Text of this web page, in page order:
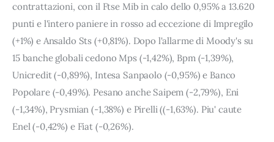
contrattazioni, con il Ftse Mib in calo dello 0,95% a 13.620
punti e l'intero paniere in rosso ad eccezione di Impregilo
(+1%) e Ansaldo Sts (+0,81%). Dopo l'allarme di Moody's su
15 banche globali cedono Mps (-1,42%), Bpm (-1,39%),
Unicredit (-0,89%), Intesa Sanpaolo (-0,95%) e Banco
Popolare (-0,49%). Pesano anche Saipem (-2,79%), Eni
(-1,34%), Prysmian (-1,38%) e Pirelli ((-1,63%). Piu' caute
Enel (-0,42%) e Fiat (-0,26%).